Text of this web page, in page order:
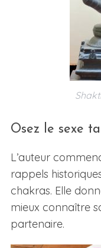
Osez le sexe
L’auteur
rappels
chakras. Elle
mieux connaître
partenaire.